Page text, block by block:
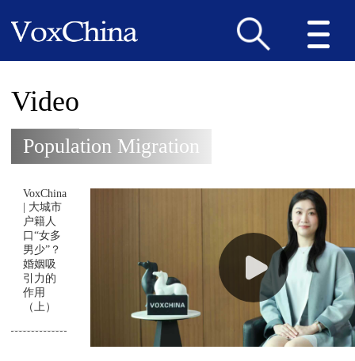
Video
Population Migration
VoxChina
| 大城市
户籍人
口“女多
男少”？
婚姻吸
引力的
作用
（上）